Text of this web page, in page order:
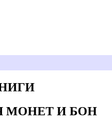
МОНЕТ И БОН